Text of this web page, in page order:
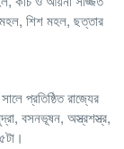
শিশ মহল, ছত্তার
প্রতিষ্ঠিত রাজ্যের
বসনভূষন, অস্ত্রশস্ত্র,